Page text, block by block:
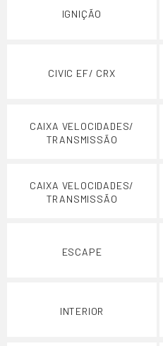
IGNIÇÃO
CIVIC EF/ CRX
CAIXA VELOCIDADES/
TRANSMISSÃO
CAIXA VELOCIDADES/
TRANSMISSÃO
ESCAPE
INTERIOR